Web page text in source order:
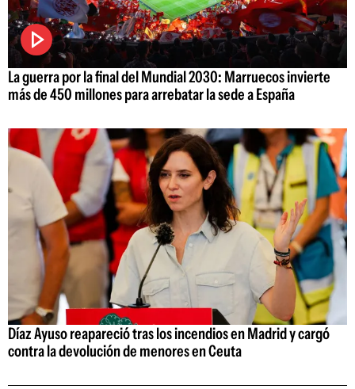
La guerra por la final del Mundial 2030: Marruecos invierte
más de 450 millones para arrebatar la sede a España
Díaz Ayuso reapareció tras los incendios en Madrid y cargó
contra la devolución de menores en Ceuta